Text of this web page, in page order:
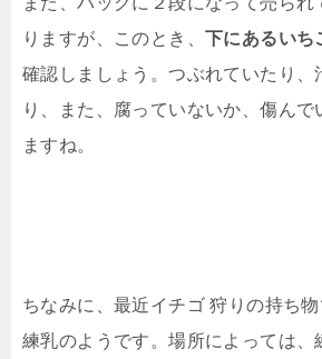
りますが、このとき、 下にあるいち
確認しましょう。つぶれていたり、
り、また、腐っていないか、傷んで
ますね。
ちなみに、最近イチゴ 狩りの持ち
練乳のようです。場所によっては、